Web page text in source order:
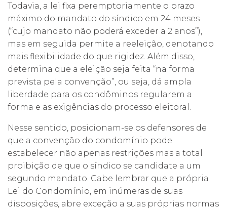
Todavia, a lei fixa peremptoriamente o prazo
máximo do mandato do síndico em 24 meses
(“cujo mandato não poderá exceder a 2 anos”),
mas em seguida permite a reeleição, denotando
mais flexibilidade do que rigidez. Além disso,
determina que a eleição seja feita “na forma
prevista pela convenção”, ou seja, dá ampla
liberdade para os condôminos regularem a
forma e as exigências do processo eleitoral.
Nesse sentido, posicionam-se os defensores de
que a convenção do condomínio pode
estabelecer não apenas restrições mas a total
proibição de que o síndico se candidate a um
segundo mandato. Cabe lembrar que a própria
Lei do Condomínio, em inúmeras de suas
disposições, abre exceção a suas próprias normas